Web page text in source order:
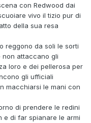
con Redwood dai
vivo il tizio pur di
della sua resa
reggono da soli le sorti
non attaccano gli
loro e dei pellerosa per
gli ufficiali
macchiarsi le mani con
di prendere le redini
e di far spianare le armi